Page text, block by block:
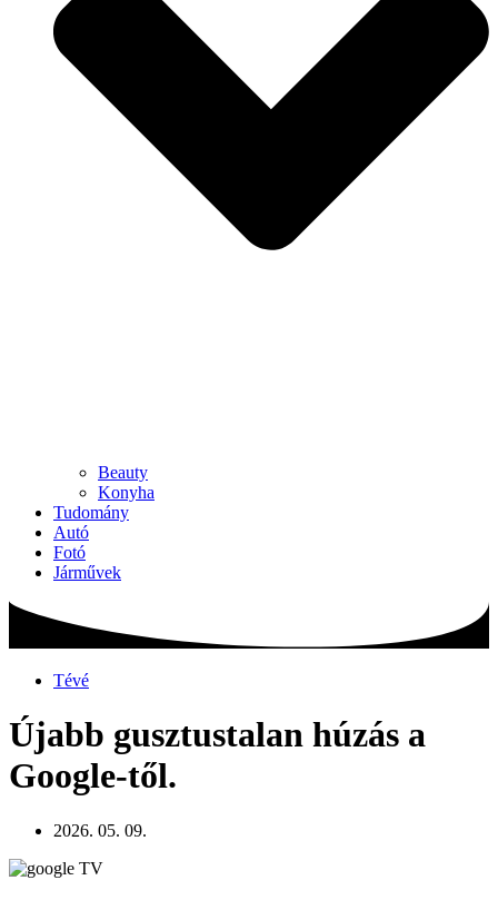
Beauty
Konyha
Tudomány
Autó
Fotó
Járművek
Tévé
Újabb gusztustalan húzás a
Google-től.
2026. 05. 09.